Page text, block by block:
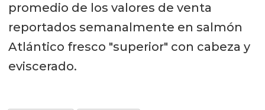
promedio de los valores de venta
reportados semanalmente en salmón
Atlántico fresco "superior" con cabeza y
eviscerado.